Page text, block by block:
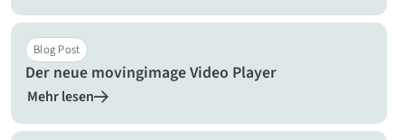
Blog Post
Der neue movingimage Video Player
Mehr lesen